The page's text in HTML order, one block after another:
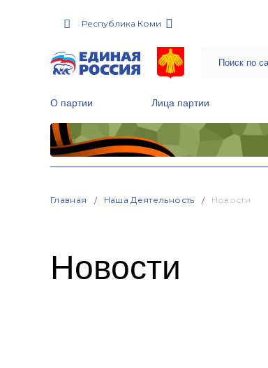
Республика Коми
О партии Лица партии
Главная Наша Деятельность Новости
Новости